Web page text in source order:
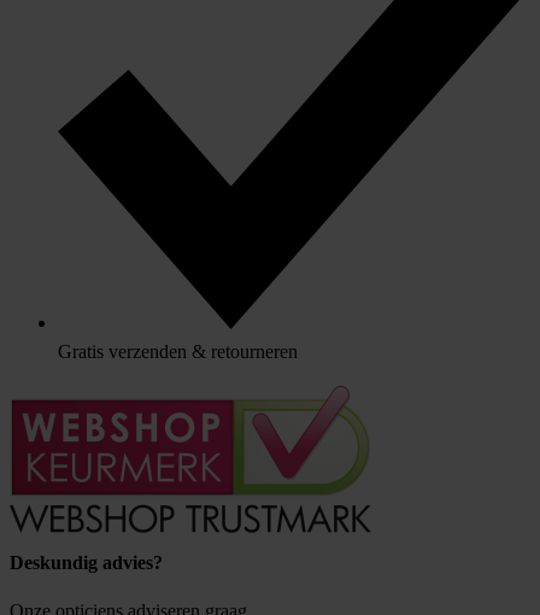
Gratis verzenden & retourneren
Deskundig advies?